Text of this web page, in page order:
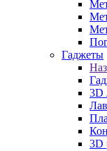
Гаджеты
3D
3D